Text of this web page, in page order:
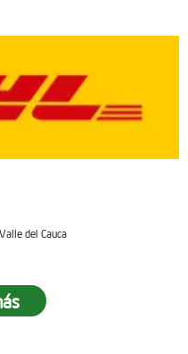
del Cauca